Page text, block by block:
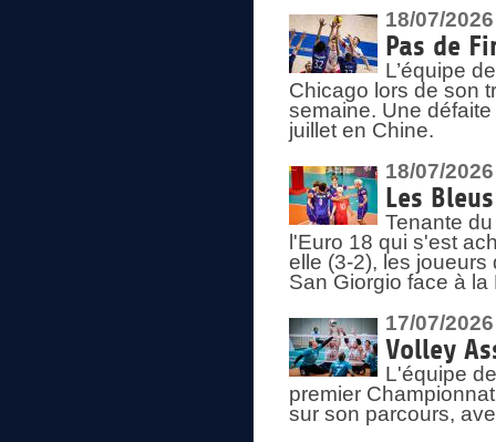
18/07/2026
Pas de
L’équipe
Chicago lors de son
semaine. Une
juillet en Chine.
18/07/2026
Les
Tenante
l'Euro 18 qui s'est
elle (3-2), les
San Giorgio face à la
17/07/2026
Volley
L'équipe
premier
sur son parcours,